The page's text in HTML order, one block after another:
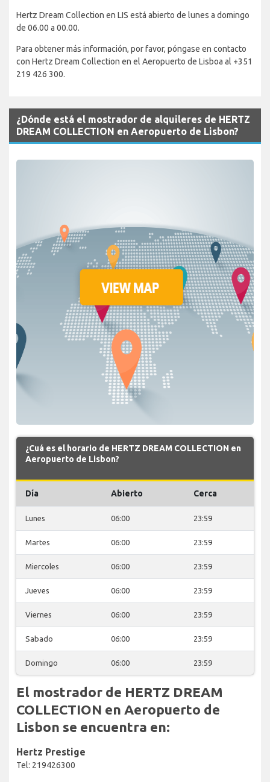
Hertz Dream Collection en LIS está abierto de lunes a domingo
de 06.00 a 00.00.
Para obtener más información, por favor, póngase en contacto
con Hertz Dream Collection en el Aeropuerto de Lisboa al +351
219 426 300.
¿Dónde está el mostrador de alquileres de HERTZ
DREAM COLLECTION en Aeropuerto de Lisbon?
¿Cuá es el horario de HERTZ DREAM COLLECTION en
Aeropuerto de Lisbon?
Día Abierto Cerca
Lunes 06:00 23:59
Martes 06:00 23:59
Miercoles 06:00 23:59
Jueves 06:00 23:59
Viernes 06:00 23:59
Sabado 06:00 23:59
Domingo 06:00 23:59
El mostrador de HERTZ DREAM
COLLECTION en Aeropuerto de
Lisbon se encuentra en:
Hertz Prestige
Tel: 219426300